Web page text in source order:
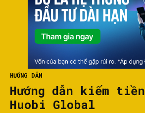
HƯỚNG DẪN
Hướng dẫn kiếm
Huobi Global